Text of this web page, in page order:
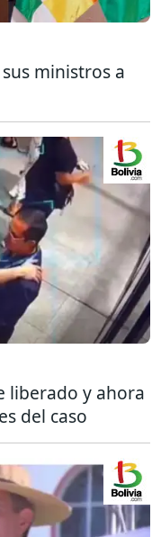
ministros a
liberado y ahora
del caso